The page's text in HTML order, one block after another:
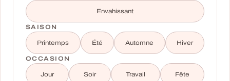
Envahissant
SAISON
Printemps Été Automne Hiver
OCCASION
Jour Soir Travail Fête